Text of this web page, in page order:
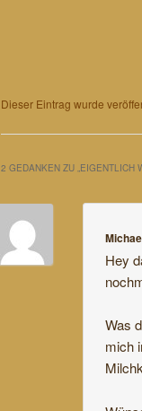
Dieser Eintrag wurde
2 GEDANKEN ZU „EIGENTLICH
Hey
Was
mich